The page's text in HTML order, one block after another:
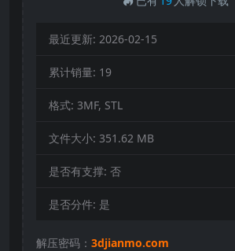
最近更新: 2026-02-15
累计销量: 19
格式: 3MF, STL
文件大小: 351.62 MB
是否有支撑: 否
是否分件: 是
解压密码： 3djianmo.com